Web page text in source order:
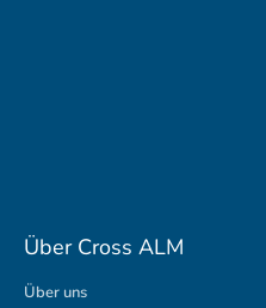
Über Cross ALM
Über uns